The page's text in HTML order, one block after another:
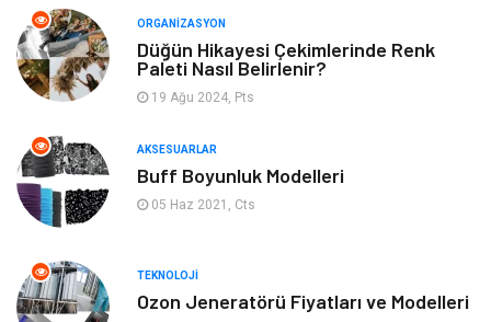
Gençlik & Eğlence Keyif & Hobi
Aksesuarlar
Mobilya
Gayrimenkul
Ev İşleri
ORGANIZASYON
Düğün Hikayesi Çekimlerinde Renk
Paleti Nasıl Belirlenir?
19 Ağu 2024, Pts
AKSESUARLAR
Buff Boyunluk Modelleri
05 Haz 2021, Cts
TEKNOLOJI
Ozon Jeneratörü Fiyatları ve Modelleri